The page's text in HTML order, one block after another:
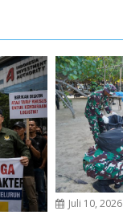
Juli 10, 2026